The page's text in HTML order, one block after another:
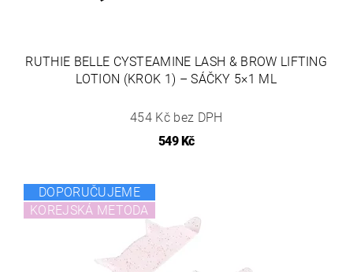
RUTHIE BELLE CYSTEAMINE LASH & BROW LIFTING
LOTION (KROK 1) – SÁČKY 5×1 ML
454 Kč bez DPH
549 Kč
DOPORUČUJEME
KOREJSKÁ METODA